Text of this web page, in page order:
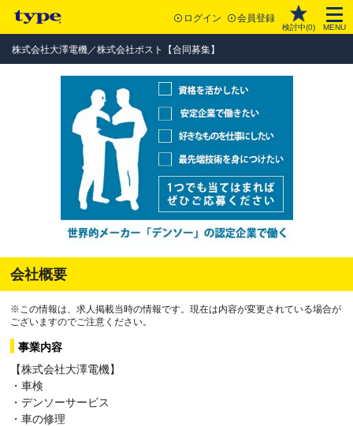
ログイン 会員登録
検討中(0) MENU
株式会社大澤電機／株式会社ポスト【合同募集】
会社概要
※この情報は、求人掲載当時の情報です。現在は内容が変更されている場合が
ございますのでご注意ください。
事業内容
【株式会社大澤電機】
・車検
・デンソーサービス
・車の修理